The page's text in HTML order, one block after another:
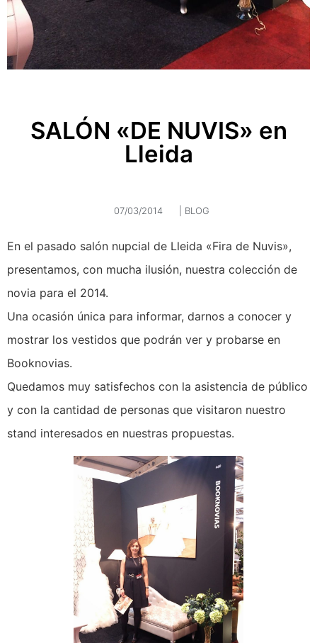
SALÓN «DE NUVIS» en
Lleida
07/03/2014 BLOG
En el pasado salón nupcial de Lleida «Fira de Nuvis»,
presentamos, con mucha ilusión, nuestra colección de
novia para el 2014.
Una ocasión única para informar, darnos a conocer y
mostrar los vestidos que podrán ver y probarse en
Booknovias.
Quedamos muy satisfechos con la asistencia de público
y con la cantidad de personas que visitaron nuestro
stand interesados en nuestras propuestas.